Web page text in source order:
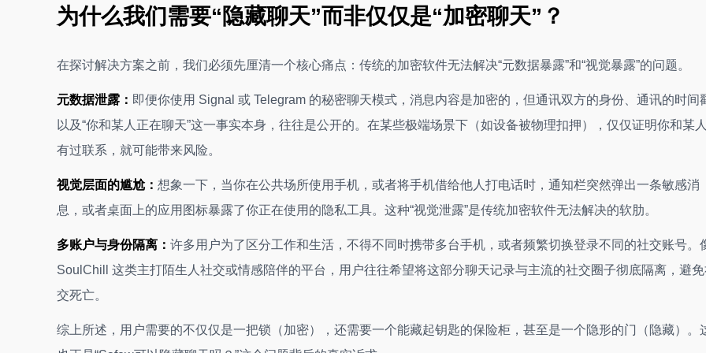
为什么我们需要“隐藏聊天”而非仅仅是“加密聊天”？
在探讨解决方案之前，我们必须先厘清一个核心痛点：传统的加密软件无法解决“元数据暴露”和“视觉暴露”的问题。
元数据泄露： 即便你使用 Signal 或 Telegram 的秘密聊天模式，消息内容是加密的，但通讯双方的身份、通讯的时间
以及“你和某人正在聊天”这一事实本身，往往是公开的。在某些极端场景下（如设备被物理扣押），仅仅证明你和某人
有过联系，就可能带来风险。
视觉层面的尴尬： 想象一下，当你在公共场所使用手机，或者将手机借给他人打电话时，通知栏突然弹出一条敏感消
息，或者桌面上的应用图标暴露了你正在使用的隐私工具。这种“视觉泄露”是传统加密软件无法解决的软肋。
多账户与身份隔离： 许多用户为了区分工作和生活，不得不同时携带多台手机，或者频繁切换登录不同的社交账号。
SoulChill 这类主打陌生人社交或情感陪伴的平台，用户往往希望将这部分聊天记录与主流的社交圈子彻底隔离，避免
交死亡。
综上所述，用户需要的不仅仅是一把锁（加密），还需要一个能藏起钥匙的保险柜，甚至是一个隐形的门（隐藏）。